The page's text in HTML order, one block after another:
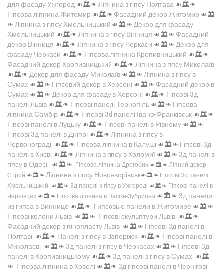
для фасаду Ужгород ☙🏛️❧ Ліпнина з гіпсу Полтава ☙🏛️❧
Гіпсова ліпнина Житомир ☙🏛️❧ Фасадний декор Житомир ☙🏛️
❧ Ліпнина з гіпсу Хмельницький ☙🏛️❧ Декор для фасаду
Хмельницький ☙🏛️❧ Ліпнина з гіпсу Вінниця ☙🏛️❧ Фасадний
декор Вінниця ☙🏛️❧ Ліпнина з гіпсу Черкаси ☙🏛️❧ Декор для
фасаду Черкаси ☙🏛️❧ Гіпсова ліпнина Кропивницький ☙🏛️❧
Фасадний декор Кропивницький ☙🏛️❧ Ліпнина з гіпсу Миколаїв
☙🏛️❧ Декор для фасаду Миколаїв ☙🏛️❧ Ліпнина з гіпсу в
Сумах ☙🏛️❧ Гіпсовий декор в Херсоні ☙🏛️❧ Фасадний декор в
Сумах ☙🏛️❧ Декор для фасаду в Херсоні ☙🏛️❧ Гіпсові 3д
панелі Львів ☙🏛️❧ Гіпсові панелі Тернопіль ☙🏛️❧ Гіпсова
ліпнина Самбір ☙🏛️❧ Гіпсові 3d панелі Івано-Франківськ ☙🏛️❧
Гіпсові панелі в Луцьку ☙🏛️❧ Гіпсові панелі в Рівному ☙🏛️❧
Гіпсові 3д панелі в Дніпрі ☙🏛️❧ Ліпнина з гіпсу в
Червонограді ☙🏛️❧ Гіпсова ліпнина в Калуші ☙🏛️❧ Гіпсові 3д
панелі в Києві ☙🏛️❧ Ліпнина з гіпсу в Коломиї ☙🏛️❧ 3д панелі з
гіпсу в Одесі ☙🏛️❧ Гіпсова ліпнина Дрогобич ☙🏛️❧ Ліпний декор
Стрий ☙🏛️❧ Ліпнина з гіпсу Новояворівськ☙🏛️❧ Гіпсові 3d панелі
Хмельницький ☙🏛️❧ 3д панелі з гіпсу в Ужгороді ☙🏛️❧ Гіпсові панелі в
Чернівцях ☙🏛️❧ Гіпсова ліпнина в Пасіки-Зубрицькі ☙🏛️❧ 3д панели
из гипса в Виннице ☙🏛️❧ Гипсовые панели в Житомире ☙🏛️❧
Гіпсові колони Львів ☙🏛️❧ Гіпсові скульптури Львів ☙🏛️❧
Фасадний декор з пінопласту Львів ☙🏛️❧ Гіпсові 3д панелі в
Полтаві ☙🏛️❧ Панелі з гіпсу в Запоріжжі ☙🏛️❧ Гіпсові панелі в
Миколаєві ☙🏛️❧ 3д панелі з гіпсу в Черкасах ☙🏛️❧ Гіпсові 3д
панелі в Кропивницькому ☙🏛️❧ 3д панелі з гіпсу в Сумах ☙🏛️
❧ Гіпсова ліпнина в Ковелі ☙🏛️❧ 3д гіпсові панелі в Чернігові